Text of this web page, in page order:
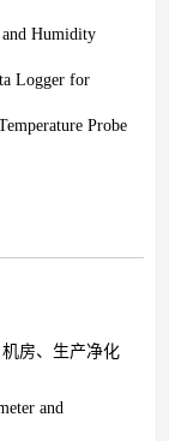
and Humidity
Logger for
Probe
房、生产净化
and